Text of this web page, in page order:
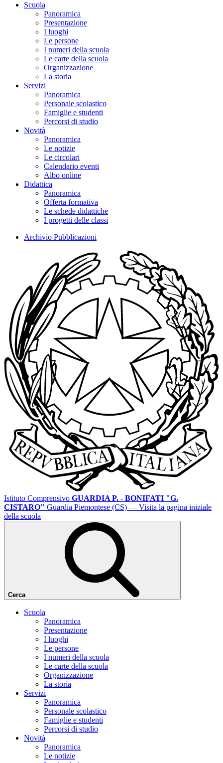
Scuola
Panoramica
Presentazione
I luoghi
Le persone
I numeri della scuola
Le carte della scuola
Organizzazione
La storia
Servizi
Panoramica
Personale scolastico
Famiglie e studenti
Percorsi di studio
Novità
Panoramica
Le notizie
Le circolari
Calendario eventi
Albo online
Didattica
Panoramica
Offerta formativa
Le schede didattiche
I progetti delle classi
Archivio Pubblicazioni
Istituto Comprensivo GUARDIA P. - BONIFATI "G.
CISTARO" Guardia Piemontese (CS) — Visita la pagina iniziale
della scuola
Cerca
Scuola
Panoramica
Presentazione
I luoghi
Le persone
I numeri della scuola
Le carte della scuola
Organizzazione
La storia
Servizi
Panoramica
Personale scolastico
Famiglie e studenti
Percorsi di studio
Novità
Panoramica
Le notizie